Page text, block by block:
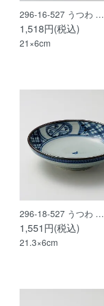
296-16-527 うつわ …
1,518円(税込)
21×6cm
296-18-527 うつわ …
1,551円(税込)
21.3×6cm